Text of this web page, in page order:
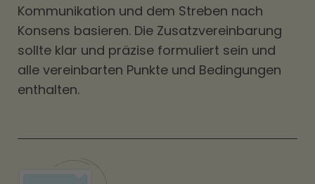
Kommunikation und dem Streben nach
Konsens basieren. Die Zusatzvereinbarung
sollte klar und präzise formuliert sein und
alle vereinbarten Punkte und Bedingungen
enthalten.